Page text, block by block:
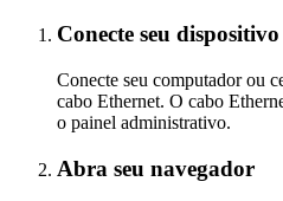
Conecte seu
Conecte seu computador ou
cabo Ethernet. O cabo
o painel administrativo.
Abra seu navegador